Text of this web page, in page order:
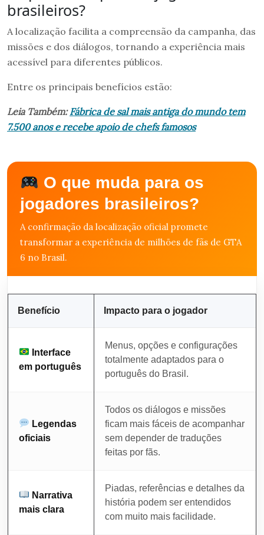
brasileiros?
A localização facilita a compreensão da campanha, das
missões e dos diálogos, tornando a experiência mais
acessível para diferentes públicos.
Entre os principais benefícios estão:
Leia Também:Fábrica de sal mais antiga do mundo tem
7.500 anos e recebe apoio de chefs famosos
O que muda para os
jogadores brasileiros?
A confirmação da localização oficial promete
transformar a experiência de milhões de fãs de GTA
6 no Brasil.
Benefício Impacto para o jogador
Interface
em português
Menus, opções e configurações
totalmente adaptados para o
português do Brasil.
Legendas
oficiais
Todos os diálogos e missões
ficam mais fáceis de acompanhar
sem depender de traduções
feitas por fãs.
Narrativa
mais clara
Piadas, referências e detalhes da
história podem ser entendidos
com muito mais facilidade.